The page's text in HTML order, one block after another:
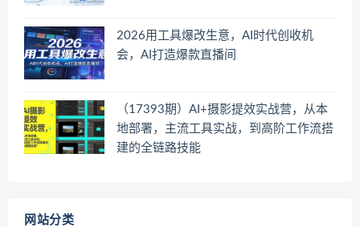
2026用工具爆改生意，AI时代创收机
会，AI打造爆款直播间
（17393期）AI+摄影提效实战营，从本
地部署，主流工具实战，到高阶工作流搭
建的全链路技能
网站分类